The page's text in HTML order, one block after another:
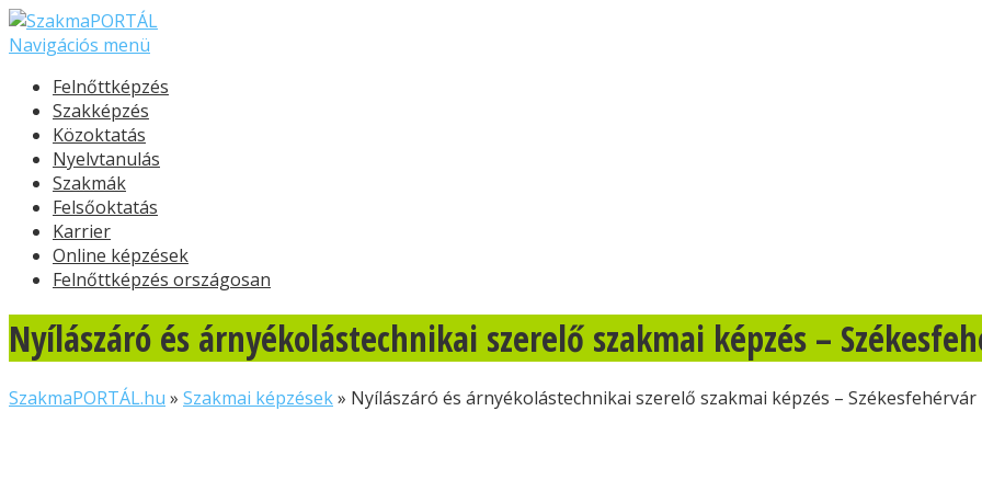
Navigációs menü
Felnőttképzés
Szakképzés
Közoktatás
Nyelvtanulás
Szakmák
Felsőoktatás
Karrier
Online képzések
Felnőttképzés országosan
Nyílászáró és árnyékolástechnikai szerelő szakmai képzés –
SzakmaPORTÁL.hu » Szakmai képzések» Nyílászáró és árnyékolástechnikai szerelő szakmai képzés – Székesfehérvár